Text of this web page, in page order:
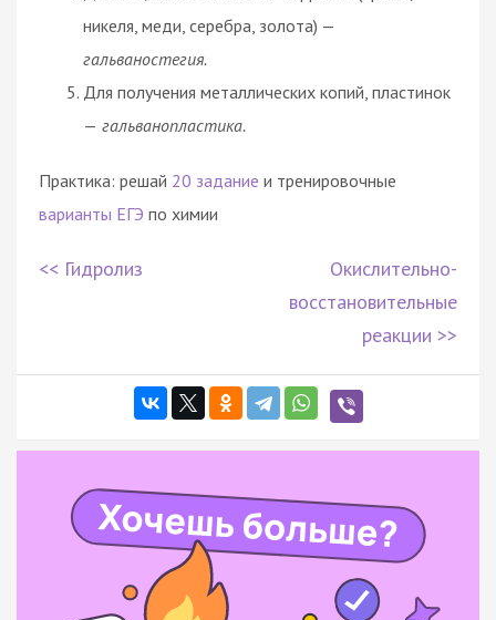
никеля, меди, серебра, золота) —
гальваностегия.
Для получения металлических копий, пластинок
— гальванопластика.
Практика: решай 20 задание и тренировочные
варианты ЕГЭ по химии
<< Гидролиз
Окислительно-
восстановительные
реакции >>